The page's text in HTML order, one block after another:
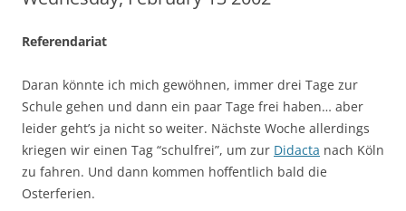
Referendariat
Daran könnte ich mich gewöhnen, immer drei Tage zur
Schule gehen und dann ein paar Tage frei haben… aber
leider geht’s ja nicht so weiter. Nächste Woche allerdings
kriegen wir einen Tag “schulfrei”, um zur Didacta nach Köln
zu fahren. Und dann kommen hoffentlich bald die
Osterferien.